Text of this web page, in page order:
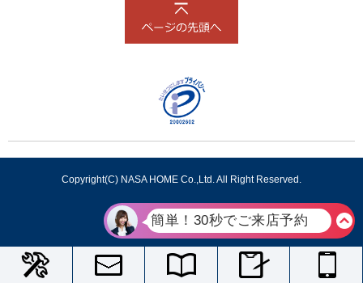
Copyright(C) NASA HOME Co.,Ltd. All Right Reserved.